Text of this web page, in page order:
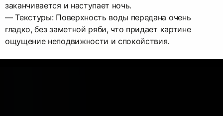
заканчивается и наступает ночь.
— Текстуры: Поверхность воды передана очень
гладко, без заметной ряби, что придает картине
ощущение неподвижности и спокойствия.